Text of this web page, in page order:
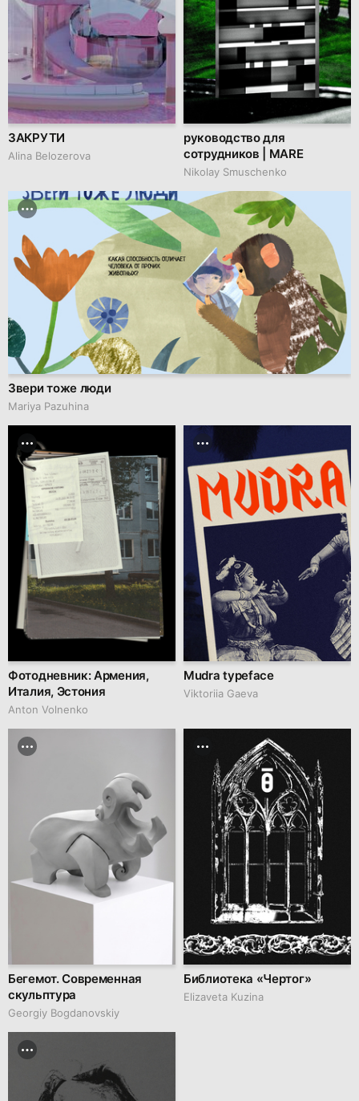
ЗАКРУТИ
Alina Belozerova
руководство для
сотрудников | MARE
Nikolay Smuschenko
Звери тоже люди
Mariya Pazuhina
Фотодневник: Армения,
Италия, Эстония
Anton Volnenko
Mudra typeface
Viktoriia Gaeva
Бегемот. Современная
скульптура
Georgiy Bogdanovskiy
Библиотека «Чертог»
Elizaveta Kuzina